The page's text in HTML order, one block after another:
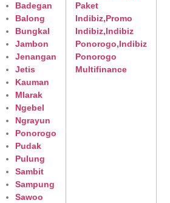
Badegan
Balong
Bungkal
Jambon
Jenangan
Jetis
Kauman
Mlarak
Ngebel
Ngrayun
Ponorogo
Pudak
Pulung
Sambit
Sampung
Sawoo